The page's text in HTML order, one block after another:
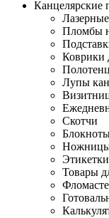
Канцелярские
Пломбы
Коврики
Лупы
Скотчи
Товары